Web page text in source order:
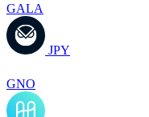
GALA
JPY
GNO